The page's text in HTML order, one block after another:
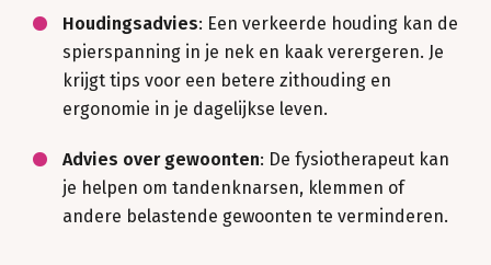
Houdingsadvies: Een verkeerde houding kan de
spierspanning in je nek en kaak verergeren. Je
krijgt tips voor een betere zithouding en
ergonomie in je dagelijkse leven.
Advies over gewoonten: De fysiotherapeut kan
je helpen om tandenknarsen, klemmen of
andere belastende gewoonten te verminderen.